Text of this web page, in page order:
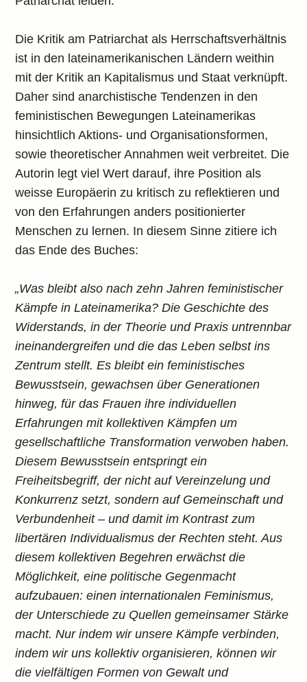
Die Kritik am Patriarchat als Herrschaftsverhältnis
ist in den lateinamerikanischen Ländern weithin
mit der Kritik an Kapitalismus und Staat verknüpft.
Daher sind anarchistische Tendenzen in den
feministischen Bewegungen Lateinamerikas
hinsichtlich Aktions- und Organisationsformen,
sowie theoretischer Annahmen weit verbreitet. Die
Autorin legt viel Wert darauf, ihre Position als
weisse Europäerin zu kritisch zu reflektieren und
von den Erfahrungen anders positionierter
Menschen zu lernen. In diesem Sinne zitiere ich
das Ende des Buches:
„Was bleibt also nach zehn Jahren feministischer
Kämpfe in Lateinamerika? Die Geschichte des
Widerstands, in der Theorie und Praxis untrennbar
ineinandergreifen und die das Leben selbst ins
Zentrum stellt. Es bleibt ein feministisches
Bewusstsein, gewachsen über Generationen
hinweg, für das Frauen ihre individuellen
Erfahrungen mit kollektiven Kämpfen um
gesellschaftliche Transformation verwoben haben.
Diesem Bewusstsein entspringt ein
Freiheitsbegriff, der nicht auf Vereinzelung und
Konkurrenz setzt, sondern auf Gemeinschaft und
Verbundenheit – und damit im Kontrast zum
libertären Individualismus der Rechten steht. Aus
diesem kollektiven Begehren erwächst die
Möglichkeit, eine politische Gegenmacht
aufzubauen: einen internationalen Feminismus,
der Unterschiede zu Quellen gemeinsamer Stärke
macht. Nur indem wir unsere Kämpfe verbinden,
indem wir uns kollektiv organisieren, können wir
die vielfältigen Formen von Gewalt und